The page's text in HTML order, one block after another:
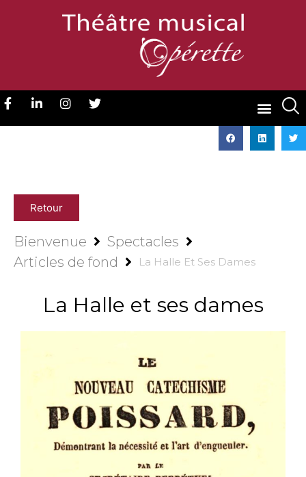
Retour
Bienvenue
Spectacles
Articles de fond
La Halle Et Ses Dames
La Halle et ses dames